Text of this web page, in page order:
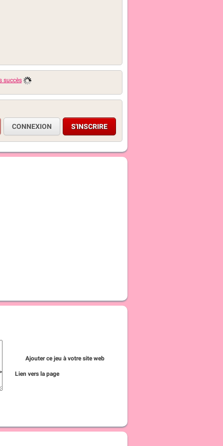
succès
CONNEXION S'INSCRIRE
Ajouter ce jeu à votre site web
Lien vers la page